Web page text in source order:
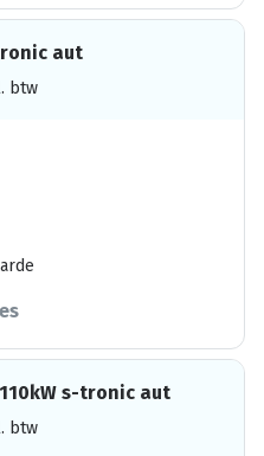
aut
btw
s-tronic aut
btw